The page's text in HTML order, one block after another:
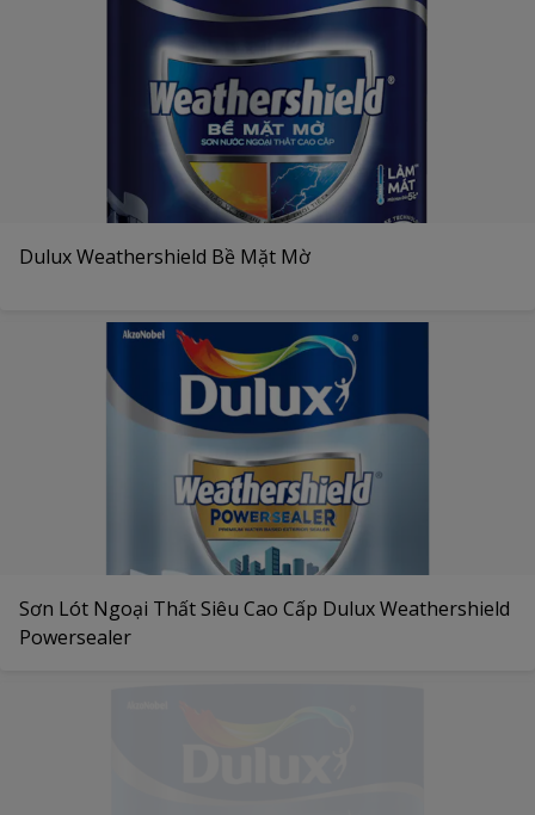
Dulux Weathershield Bề Mặt Mờ
Sơn Lót Ngoại Thất Siêu Cao Cấp Dulux Weathershield
Powersealer